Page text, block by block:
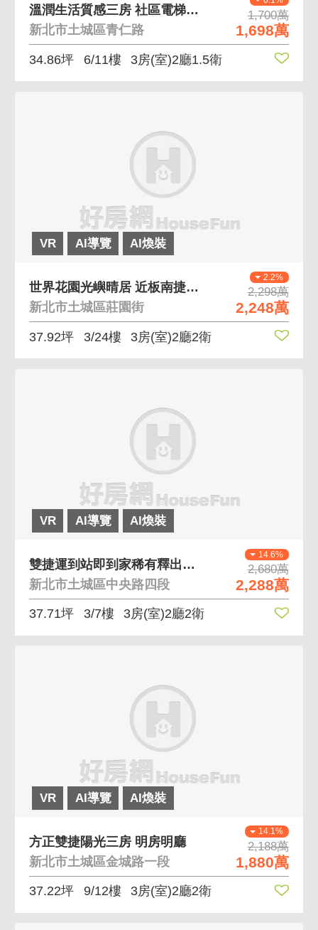
1,700萬
1,698萬
溫潤生活質感三房 社區電梯剛換新，屋況佳就這間
新北市土城區青仁路
34.86坪 6/11樓 3房(室)2廳1.5衛
VR AI導覽 AI煥裝
2.2%
2,298萬
2,248萬
世界花園光嶼晴居 近板南捷運站、生活機能佳
新北市土城區莊園街
37.92坪 3/24樓 3房(室)2廳2衛
VR AI導覽 AI煥裝
14.6%
2,680萬
2,288萬
雙捷運到站即到家稀有釋出米蘭尊邸正三房邊間採光佳
新北市土城區中央路四段
37.71坪 3/7樓 3房(室)2廳2衛
VR AI導覽 AI煥裝
14.1%
2,188萬
1,880萬
方正雙捷陽光三房 明房明廳
新北市土城區金城路一段
37.22坪 9/12樓 3房(室)2廳2衛